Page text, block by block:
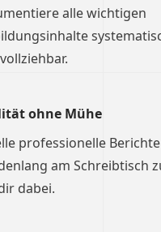
alle wichtigen
ohne Mühe
professionelle
am Schreibtisch
dabei.